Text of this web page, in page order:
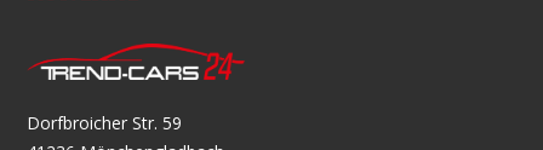
Dorfbroicher Str. 59